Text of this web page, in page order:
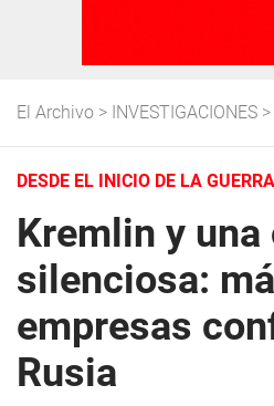
El Archivo > INVESTIGACIONES >
DESDE EL INICIO DE LA GUERRA
Kremlin y
silenciosa:
empresas
Rusia